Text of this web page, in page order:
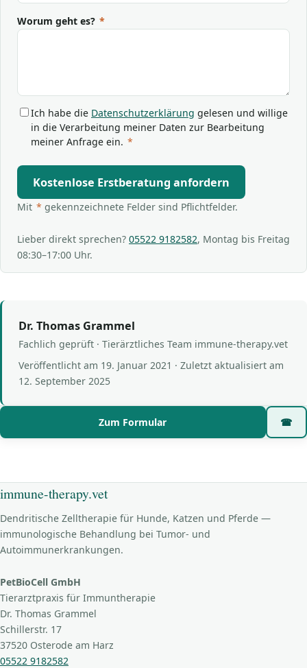
Worum geht es? *
Ich habe die Datenschutzerklärung gelesen und willige
in die Verarbeitung meiner Daten zur Bearbeitung
meiner Anfrage ein. *
Kostenlose Erstberatung anfordern
Mit * gekennzeichnete Felder sind Pflichtfelder.
Lieber direkt sprechen? 05522 9182582, Montag bis Freitag
08:30–17:00 Uhr.
Dr. Thomas Grammel
Fachlich geprüft · Tierärztliches Team immune-therapy.vet
Veröffentlicht am 19. Januar 2021 · Zuletzt aktualisiert am
12. September 2025
Zum Formular ☎
immune-therapy.vet
Dendritische Zelltherapie für Hunde, Katzen und Pferde —
immunologische Behandlung bei Tumor- und
Autoimmunerkrankungen.
PetBioCell GmbH
Tierarztpraxis für Immuntherapie
Dr. Thomas Grammel
Schillerstr. 17
37520 Osterode am Harz
05522 9182582